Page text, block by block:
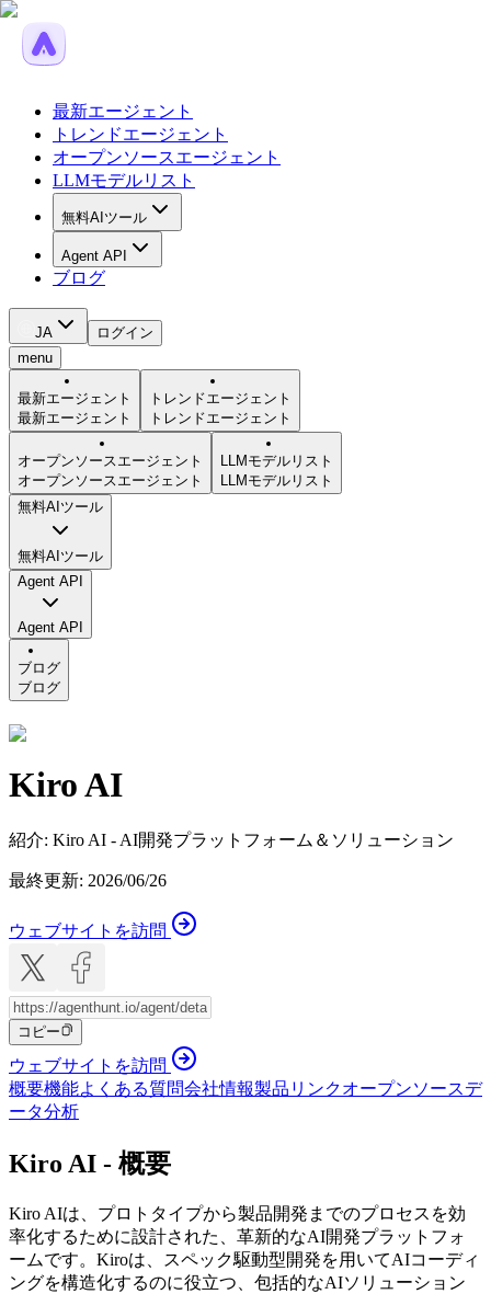
最新エージェント
トレンドエージェント
オープンソースエージェント
LLMモデルリスト
無料AIツール
Agent API
ブログ
JA
ログイン
menu
最新エージェント
最新エージェント
トレンドエージェント
トレンドエージェント
オープンソースエージェント
オープンソースエージェント
LLMモデルリスト
LLMモデルリスト
無料AIツール
無料AIツール
Agent API
Agent API
ブログ
ブログ
Kiro AI
紹介: Kiro AI - AI開発プラットフォーム＆ソリューション
最終更新: 2026/06/26
ウェブサイトを訪問
コピー
ウェブサイトを訪問
概要機能よくある質問会社情報製品リンクオープンソースデ
ータ分析
Kiro AI - 概要
Kiro AIは、プロトタイプから製品開発までのプロセスを効
率化するために設計された、革新的なAI開発プラットフォ
ームです。Kiroは、スペック駆動型開発を用いてAIコーディ
ングを構造化するのに役立つ、包括的なAIソリューション